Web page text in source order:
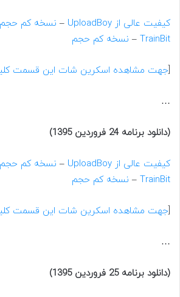
کیفیت عالی از UploadBoy – نسخه کم حجم
TrainBit
– نسخه کم حجم
[جهت مشاهده اسکرین شات این قسمت
…
(دانلود برنامه 24 فروردین 1395)
کیفیت عالی از UploadBoy – نسخه کم حجم
TrainBit
– نسخه کم حجم
[جهت مشاهده اسکرین شات این قسمت
…
(دانلود برنامه 25 فروردین 1395)